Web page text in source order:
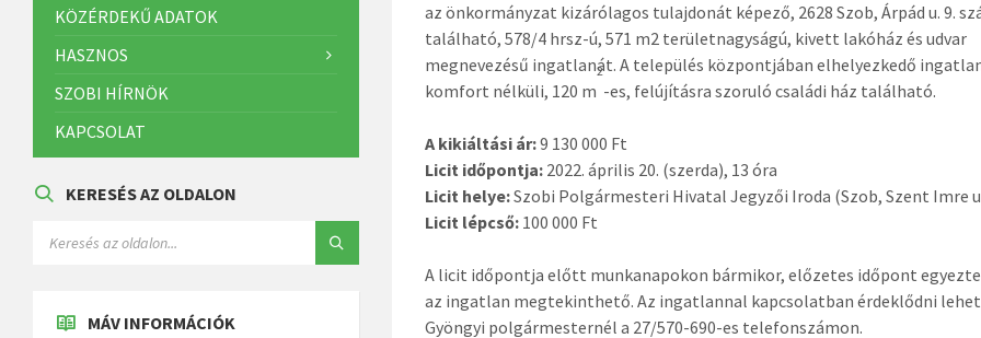
az önkormányzat kizárólagos tulajdonát képező, 2628 Szob, Árpád u. 9.
található, 578/4 hrsz-ú, 571 m2 területnagyságú, kivett lakóház és udvar
megnevezésű ingatlanát. A település központjában elhelyezkedő
komfort nélküli, 120 m
2
-es, felújításra szoruló családi ház található.
A kikiáltási ár:9 130 000 Ft
Licit időpontja: 2022. április 20. (szerda), 13 óra
Licit helye:Szobi Polgármesteri Hivatal Jegyzői Iroda (Szob, Szent Imre
Licit lépcső: 100 000 Ft
A licit időpontja előtt munkanapokon bármikor, előzetes időpont
az ingatlan megtekinthető. Az ingatlannal kapcsolatban érdeklődni lehet
Gyöngyi polgármesternél a 27/570-690-es telefonszámon.
KÖZÉRDEKŰ ADATOK
HASZNOS
SZOBI HÍRNÖK
KAPCSOLAT
KERESÉS AZ OLDALON
MÁV INFORMÁCIÓK